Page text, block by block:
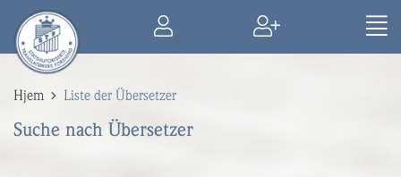
Hjem Liste der Übersetzer
Suche nach Übersetzer